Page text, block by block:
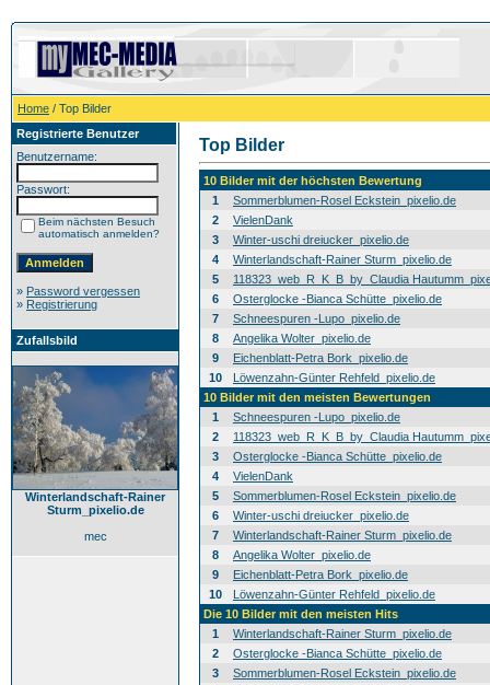
Home / Top Bilder
Registrierte Benutzer
Benutzername:
Passwort:
Beim nächsten Besuch
automatisch anmelden?
» Password vergessen
» Registrierung
Zufallsbild
Winterlandschaft-Rainer
Sturm_pixelio.de
mec
Top Bilder
10 Bilder mit der höchsten Bewertung
1
Sommerblumen-Rosel Eckstein_pixelio.de
2
VielenDank
3
Winter-uschi dreiucker_pixelio.de
4
Winterlandschaft-Rainer Sturm_pixelio.de
5
118323_web_R_K_B_by_Claudia
6
Osterglocke -Bianca Schütte_pixelio.de
7
Schneespuren -Lupo_pixelio.de
8
Angelika Wolter_pixelio.de
9
Eichenblatt-Petra Bork_pixelio.de
10
Löwenzahn-Günter Rehfeld_pixelio.de
10 Bilder mit den meisten Bewertungen
1
Schneespuren -Lupo_pixelio.de
2
118323_web_R_K_B_by_Claudia
3
Osterglocke -Bianca Schütte_pixelio.de
4
VielenDank
5
Sommerblumen-Rosel Eckstein_pixelio.de
6
Winter-uschi dreiucker_pixelio.de
7
Winterlandschaft-Rainer Sturm_pixelio.de
8
Angelika Wolter_pixelio.de
9
Eichenblatt-Petra Bork_pixelio.de
10
Löwenzahn-Günter Rehfeld_pixelio.de
Die 10 Bilder mit den meisten Hits
1
Winterlandschaft-Rainer Sturm_pixelio.de
2
Osterglocke -Bianca Schütte_pixelio.de
3
Sommerblumen-Rosel Eckstein_pixelio.de